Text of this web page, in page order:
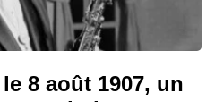
8 août 1907, un